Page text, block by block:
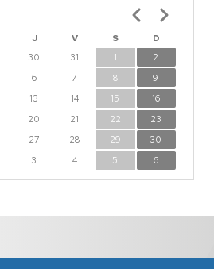
J V S
D
30 31 1
2
6 7 8
9
13 14 15
16
20 21 22
23
27 28 29
30
3 4 5 6
Paginación